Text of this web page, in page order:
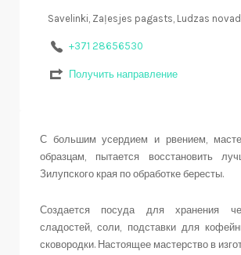
Savelinki, Zaļesjes pagasts, Ludzas
+371 28656530
Получить направление
С большим усердием и рвением,
образцам, пытается восстановить
Зилупского края по обработке бересты.
Создается посуда для хранения
сладостей, соли, подставки для
сковородки. Настоящее мастерство в